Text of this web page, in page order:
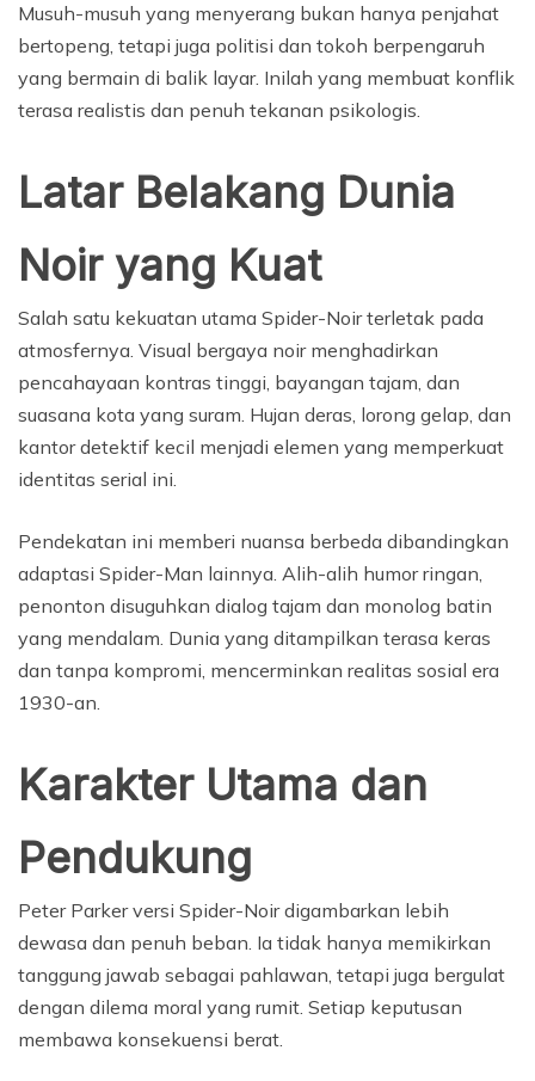
Musuh-musuh yang menyerang bukan hanya penjahat
bertopeng, tetapi juga politisi dan tokoh berpengaruh
yang bermain di balik layar. Inilah yang membuat konflik
terasa realistis dan penuh tekanan psikologis.
Latar Belakang Dunia
Noir yang Kuat
Salah satu kekuatan utama Spider-Noir terletak pada
atmosfernya. Visual bergaya noir menghadirkan
pencahayaan kontras tinggi, bayangan tajam, dan
suasana kota yang suram. Hujan deras, lorong gelap, dan
kantor detektif kecil menjadi elemen yang memperkuat
identitas serial ini.
Pendekatan ini memberi nuansa berbeda dibandingkan
adaptasi Spider-Man lainnya. Alih-alih humor ringan,
penonton disuguhkan dialog tajam dan monolog batin
yang mendalam. Dunia yang ditampilkan terasa keras
dan tanpa kompromi, mencerminkan realitas sosial era
1930-an.
Karakter Utama dan
Pendukung
Peter Parker versi Spider-Noir digambarkan lebih
dewasa dan penuh beban. Ia tidak hanya memikirkan
tanggung jawab sebagai pahlawan, tetapi juga bergulat
dengan dilema moral yang rumit. Setiap keputusan
membawa konsekuensi berat.